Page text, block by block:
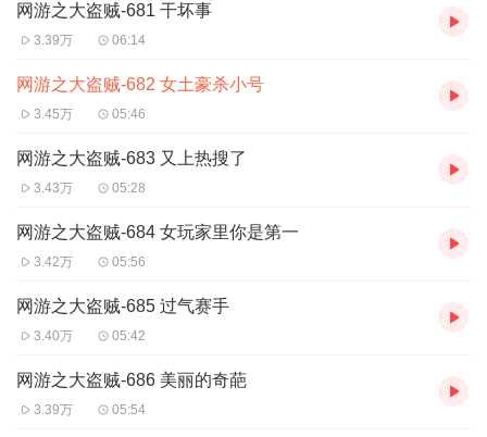
网游之大盗贼-681 干坏事
3.39万 06:14
网游之大盗贼-682 女土豪杀小号
3.45万 05:46
网游之大盗贼-683 又上热搜了
3.43万 05:28
网游之大盗贼-684 女玩家里你是第一
3.42万 05:56
网游之大盗贼-685 过气赛手
3.40万 05:42
网游之大盗贼-686 美丽的奇葩
3.39万 05:54